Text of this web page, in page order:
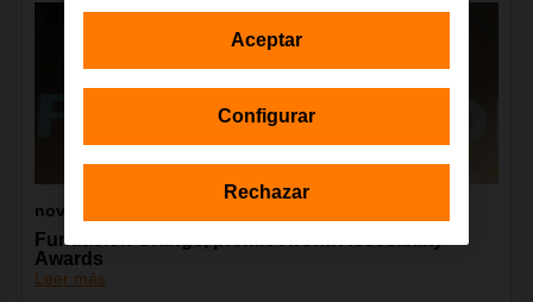
noviembre 2016
Fundación Orange, premio Arona Accesibility
Awards
Leer más
Configurar
Rechazar
Aceptar